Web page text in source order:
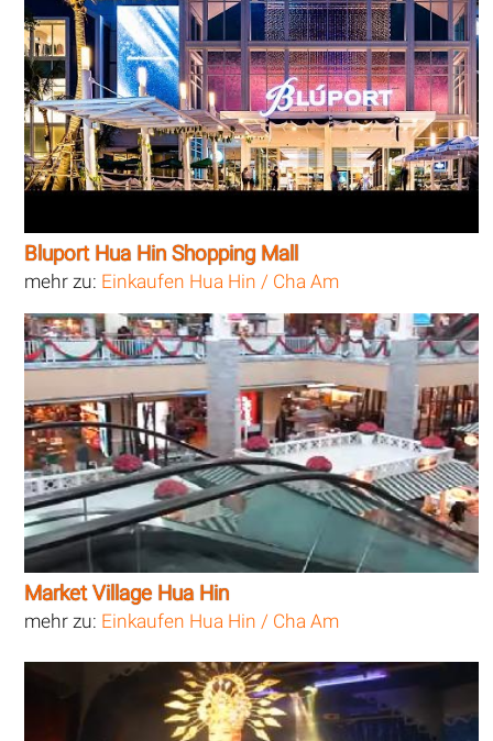
Bluport Hua Hin Shopping Mall
mehr zu: Einkaufen Hua Hin / Cha Am
Market Village Hua Hin
mehr zu: Einkaufen Hua Hin / Cha Am